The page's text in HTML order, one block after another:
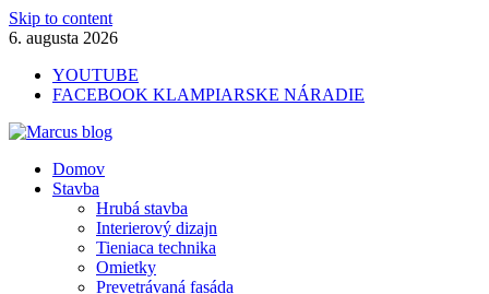
Skip to content
6. augusta 2026
YOUTUBE
FACEBOOK KLAMPIARSKE NÁRADIE
Marcus blog
Stavebné profily, náradie, izolácie
Domov
Stavba
Hrubá stavba
Interierový dizajn
Tieniaca technika
Omietky
Prevetrávaná fasáda